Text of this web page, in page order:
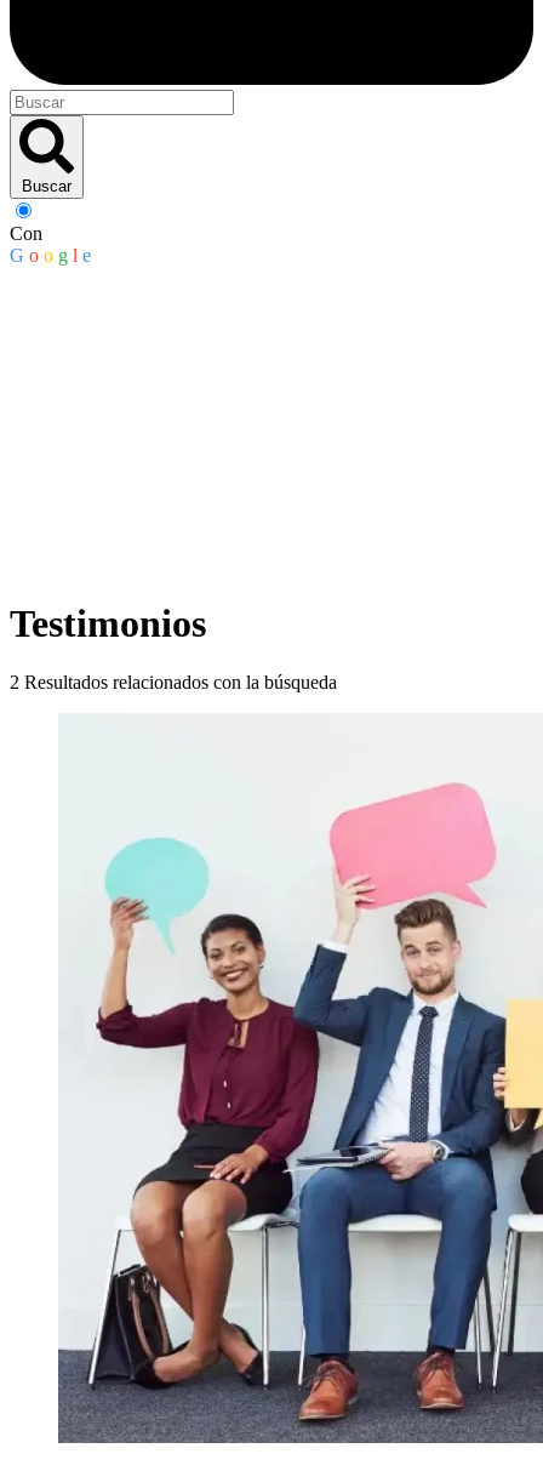
Buscar
Con
G o o g l e
Testimonios
2 Resultados relacionados con la búsqueda